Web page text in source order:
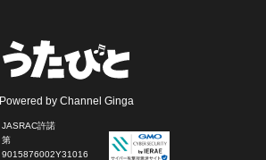
Powered by Channel Ginga
JASRAC許諾
第
9015876002Y31016